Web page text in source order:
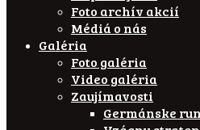
Foto archív akcií
Médiá o nás
Galéria
Foto galéria
Video galéria
Zaujímavosti
Germánske